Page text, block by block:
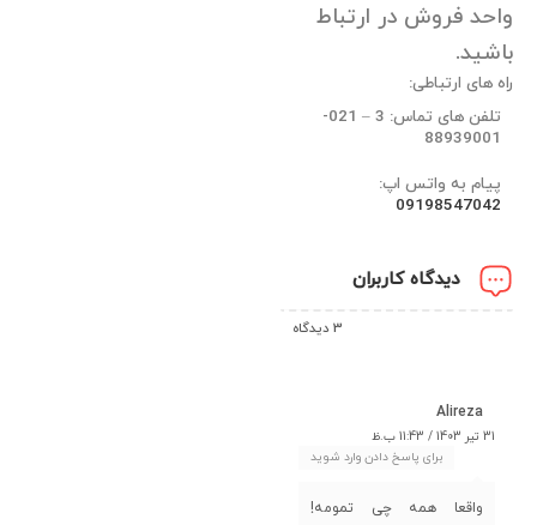
واحد فروش در ارتباط
باشید.
راه های ارتباطی:
تلفن های تماس: 3 – 021-
88939001
پیام به واتس اپ:
09198547042
دیدگاه کاربران
3 دیدگاه
Alireza
31 تیر 1403 / 11:43 ب.ظ
برای پاسخ دادن وارد شوید
واقعا همه چی تمومه!